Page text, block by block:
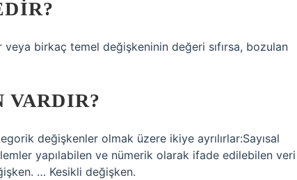
birkaç temel değişkeninin değeri sıfırsa, bozulan
VARDIR?
değişkenler olmak üzere ikiye ayrılırlar:Sayısal
yapılabilen ve nümerik olarak ifade edilebilen veri
… Kesikli değişken.